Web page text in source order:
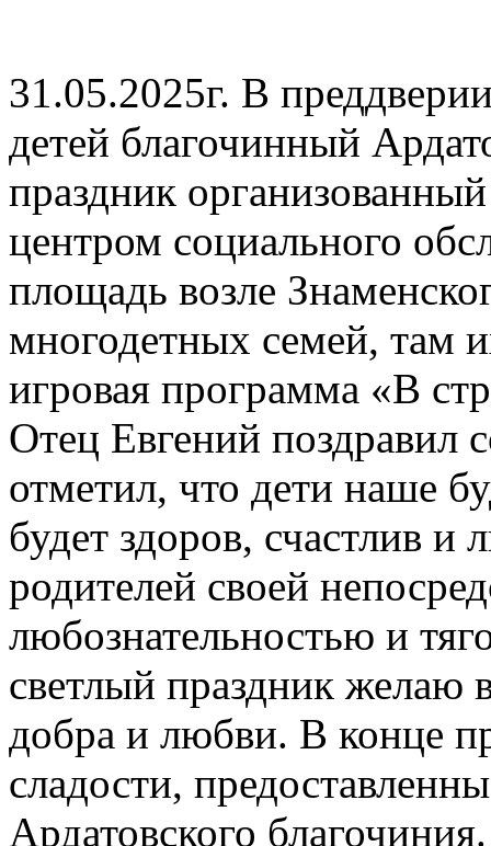
31.05.2025г. В
детей благочинный
праздник
центром социального
площадь возле
многодетных семей, там
игровая программа «В
Отец Евгений поздравил
отметил, что дети наше
будет здоров, счастлив
родителей своей
любознательностью и
светлый праздник желаю
добра и любви. В конце
сладости,
Ардатовского